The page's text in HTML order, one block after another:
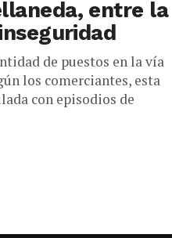
entre la
de puestos en la vía
los comerciantes, esta
con episodios de